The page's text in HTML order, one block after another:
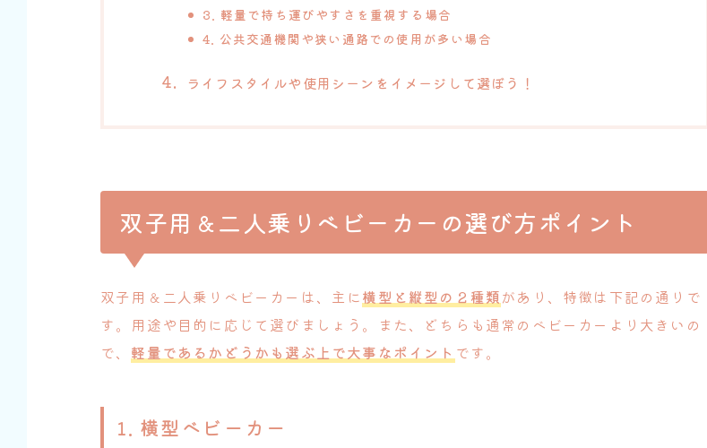
3. 軽量で持ち運びやすさを重視する場合
4. 公共交通機関や狭い通路での使用が多い場合
ライフスタイルや使用シーンをイメージして選ぼう！
双子用＆二人乗りベビーカーの選び方ポイント
双子用＆二人乗りベビーカーは、主に横型と縦型の２種類があり、特徴は下記の通りで
す。用途や目的に応じて選びましょう。また、どちらも通常のベビーカーより大きいの
で、 軽量であるかどうかも選ぶ上で大事なポイント です。
1. 横型ベビーカー